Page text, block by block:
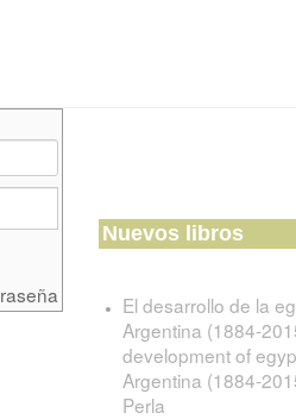
Nuevos libros
El desarrollo de la
Argentina (1884-
development of
Argentina (1884-
Perla